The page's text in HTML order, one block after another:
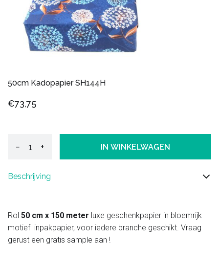
50cm Kadopapier SH144H
€73,75
− + IN WINKELWAGEN
Beschrijving
Rol 50 cm x 150 meter luxe geschenkpapier in bloemrijk
motief inpakpapier, voor iedere branche geschikt. Vraag
gerust een gratis sample aan !